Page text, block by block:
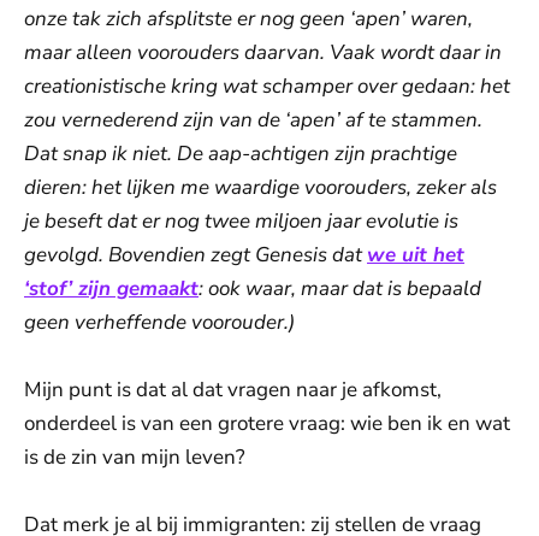
onze tak zich afsplitste er nog geen ‘apen’ waren,
maar alleen voorouders daarvan. Vaak wordt daar in
creationistische kring wat schamper over gedaan: het
zou vernederend zijn van de ‘apen’ af te stammen.
Dat snap ik niet. De aap-achtigen zijn prachtige
dieren: het lijken me waardige voorouders, zeker als
je beseft dat er nog twee miljoen jaar evolutie is
gevolgd. Bovendien zegt Genesis datwe uit het
‘stof’ zijn gemaakt: ook waar, maar dat is bepaald
geen verheffende voorouder.)
Mijn punt is dat al dat vragen naar je afkomst,
onderdeel is van een grotere vraag: wie ben ik en wat
is de zin van mijn leven?
Dat merk je al bij immigranten: zij stellen de vraag